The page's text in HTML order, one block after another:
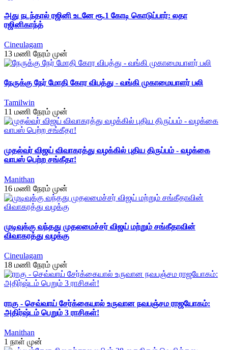
அது நடந்தால் ரஜினி உடனே ரூ.1 கோடி கொடுப்பார்: லதா
ரஜினிகாந்த்
Cineulagam
13 மணி நேரம் முன்
நேருக்கு நேர் மோதி கோர விபத்து - வங்கி முகாமையாளர் பலி
Tamilwin
11 மணி நேரம் முன்
முதல்வர் விஜய் விவாகரத்து வழக்கில் புதிய திருப்பம் - வழக்கை
வாபஸ் பெற்ற சங்கீதா!
Manithan
16 மணி நேரம் முன்
முடிவுக்கு வந்தது முதலமைச்சர் விஜய் மற்றும் சங்கீதாவின்
விவாகரத்து வழக்கு
Cineulagam
18 மணி நேரம் முன்
ராகு - செவ்வாய் சேர்க்கையால் உருவான நவபஞ்சம ராஜயோகம்:
அதிர்ஷ்டம் பெறும் 3 ராசிகள்!
Manithan
1 நாள் முன்